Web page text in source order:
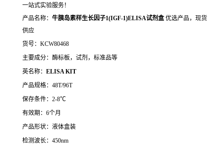
一站式实验服务！
产品名称： 牛胰岛素样生长因子1(IGF-1)ELISA试剂盒 优选产品，现货
供应
货号：KCW80468
主要成分：酶标板，试剂，标准品等
英名称： ELISA KIT
产品规格：48T/96T
保存条件：2-8℃
有效期：6个月
产品形状：液体盒装
检测波长：450nm